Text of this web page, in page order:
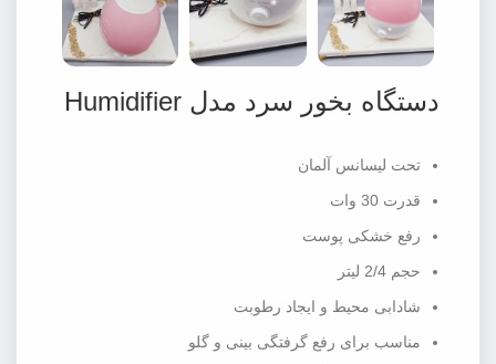
دستگاه بخور سرد مدل Humidifier
تحت لیسانس آلمان
قدرت 30 وات
رفع خشکی پوست
حجم 2/4 لیتر
شادابی محیط و ایجاد رطوبت
مناسب برای رفع گرفتگی بینی و گلو